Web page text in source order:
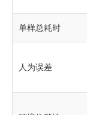
单样总耗时
人为误差